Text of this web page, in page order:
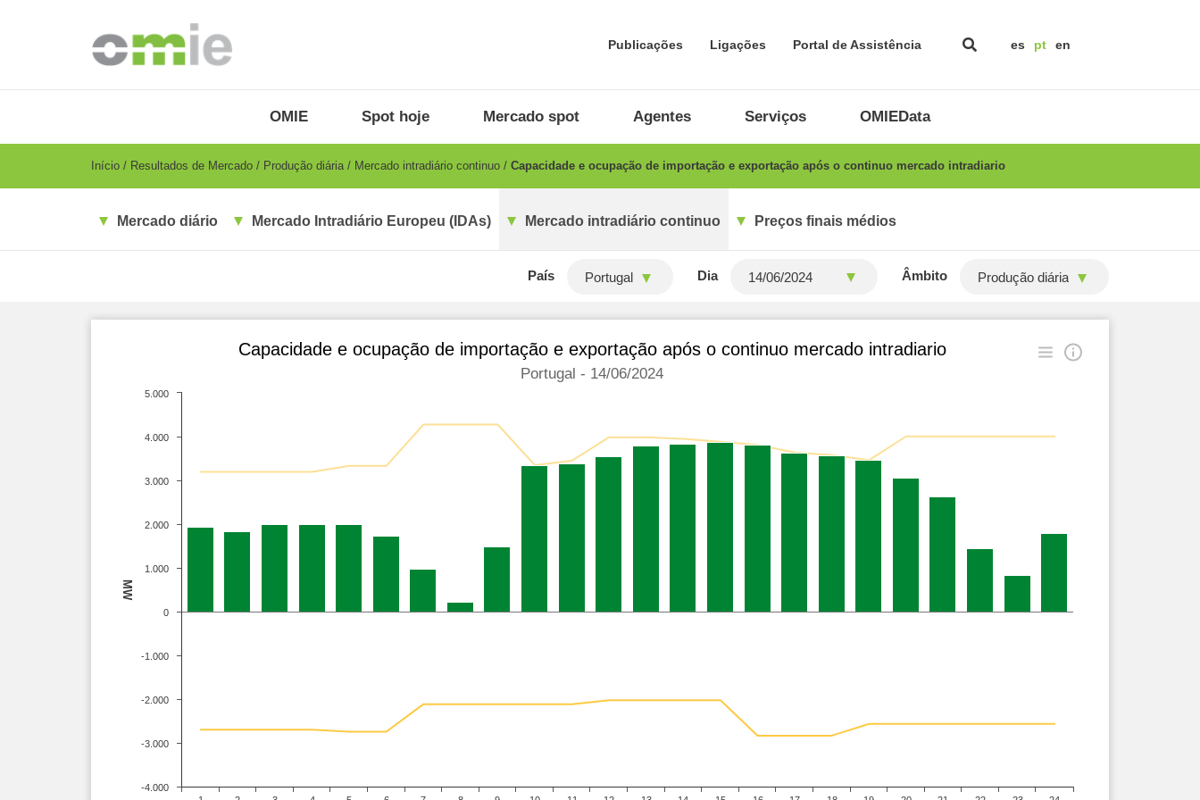
Publicações Ligações Portal de Assistência es pt en
PT
OMIE Spot hoje Mercado spot Agentes Serviços OMIEData
Breadcrumb
Início Resultados de Mercado Produção diária Mercado intradiário continuo Capacidade e ocupação de importação e exportação após o continuo mercado intradiario
Mercado diário Mercado Intradiário Europeu (IDAs) Mercado intradiário continuo Preços finais médios
País Portugal Dia Âmbito Produção diária
MW
Capacidade e ocupação de importação e exportação após o continuo mercado intradiario
Portugal - 14/06/2024
-4.000
-3.000
-2.000
-1.000
0
1.000
2.000
3.000
4.000
5.000